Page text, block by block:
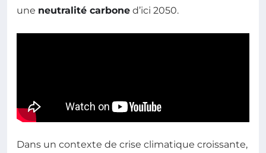
une neutralité carbone d’ici 2050.
Dans un contexte de crise climatique croissante,